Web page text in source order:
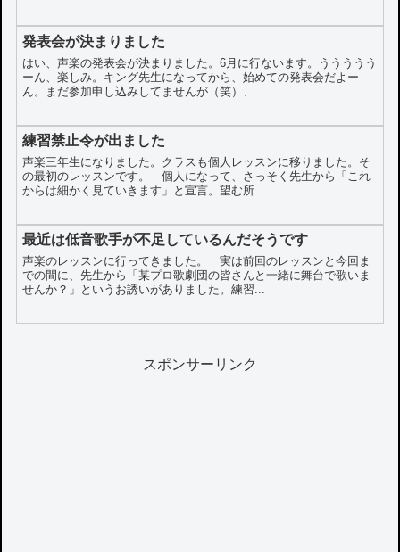
発表会が決まりました
はい、声楽の発表会が決まりました。6月に行ないます。ううううう
ーん、楽しみ。キング先生になってから、始めての発表会だよー
ん。まだ参加申し込みしてませんが（笑）、...
練習禁止令が出ました
声楽三年生になりました。クラスも個人レッスンに移りました。そ
の最初のレッスンです。 個人になって、さっそく先生から「これ
からは細かく見ていきます」と宣言。望む所...
最近は低音歌手が不足しているんだそうです
声楽のレッスンに行ってきました。 実は前回のレッスンと今回ま
での間に、先生から「某プロ歌劇団の皆さんと一緒に舞台で歌いま
せんか？」というお誘いがありました。練習...
スポンサーリンク